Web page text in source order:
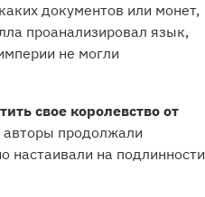
документов или монет,
проанализировал язык,
не могли
свое королевство от
авторы продолжали
настаивали на подлинности